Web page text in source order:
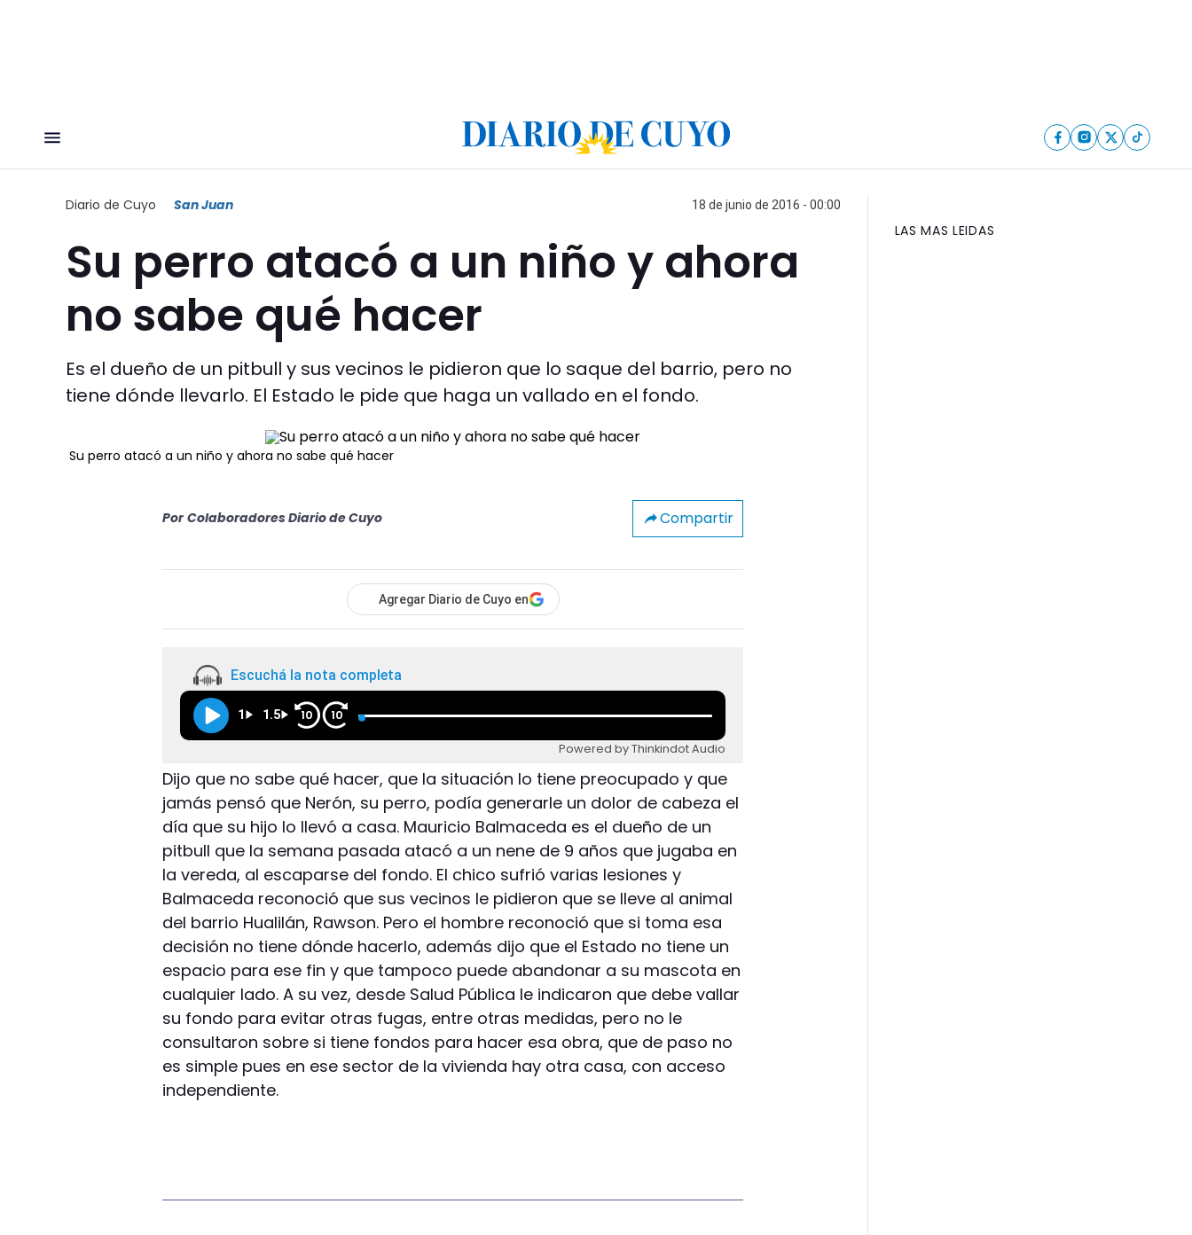
Diario de Cuyo San Juan 18 de junio de 2016 - 00:00
Su perro atacó a un niño y ahora
no sabe qué hacer
Es el dueño de un pitbull y sus vecinos le pidieron que lo saque del barrio, pero no
tiene dónde llevarlo. El Estado le pide que haga un vallado en el fondo.
Su perro atacó a un niño y ahora no sabe qué hacer
Por Colaboradores Diario de Cuyo Compartir
Agregar Diario de Cuyo en
Escuchá la nota completa
1 1.5 10 10
Powered by Thinkindot Audio
Dijo que no sabe qué hacer, que la situación lo tiene preocupado y que
jamás pensó que Nerón, su perro, podía generarle un dolor de cabeza el
día que su hijo lo llevó a casa. Mauricio Balmaceda es el dueño de un
pitbull que la semana pasada atacó a un nene de 9 años que jugaba en
la vereda, al escaparse del fondo. El chico sufrió varias lesiones y
Balmaceda reconoció que sus vecinos le pidieron que se lleve al animal
del barrio Hualilán, Rawson. Pero el hombre reconoció que si toma esa
decisión no tiene dónde hacerlo, además dijo que el Estado no tiene un
espacio para ese fin y que tampoco puede abandonar a su mascota en
cualquier lado. A su vez, desde Salud Pública le indicaron que debe vallar
su fondo para evitar otras fugas, entre otras medidas, pero no le
consultaron sobre si tiene fondos para hacer esa obra, que de paso no
es simple pues en ese sector de la vivienda hay otra casa, con acceso
independiente.
LAS MAS LEIDAS